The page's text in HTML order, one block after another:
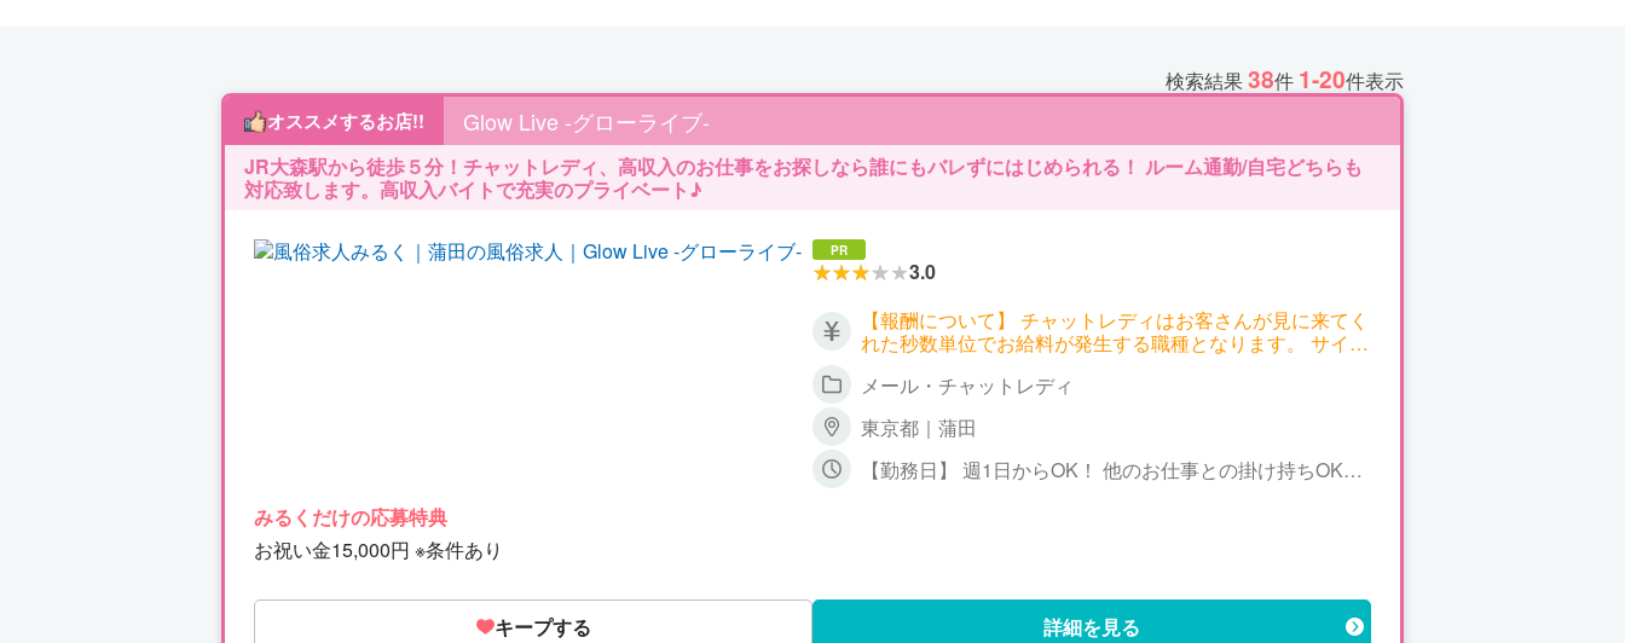
検索結果38件 1-20件表示
オススメするお店!! Glow Live -グローライブ-
JR大森駅から徒歩５分！チャットレディ、高収入のお仕事をお探しなら誰にもバレずにはじめられる！ ルーム通勤/自宅どちらも
対応致します。高収入バイトで充実のプライベート♪
PR
3.0
【報酬について】 チャットレディはお客さんが見に来てく
れた秒数単位でお給料が発生する職種となります。 サイト
▼双方向チャット 時給 2,700円～7,200円 ▼ツーショッ
ト 時給 1,800円～（＊一人のお客様と話する場合） 同時
に会話するお客様が増えれば増える程、時給ＵＰ！ 平均で
時給3,000円以上、5,000円以上の方も普通にいらっしゃい
メール・チャットレディ
東京都｜蒲田
【勤務日】 週1日からOK！ 他のお仕事との掛け持ちOK！
みるくだけの応募特典
お祝い金15,000円 ※条件あり
キープする 詳細を見る